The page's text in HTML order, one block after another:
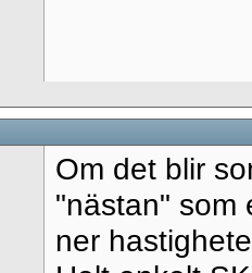
Om det blir
"nästan" som
ner